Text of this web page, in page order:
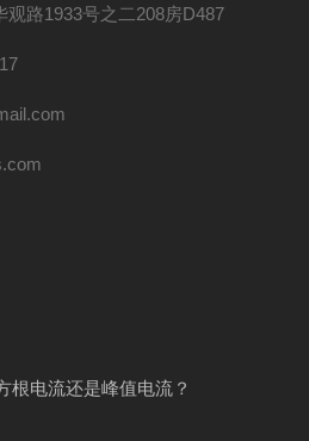
观路1933号之二208房D487
根电流还是峰值电流？